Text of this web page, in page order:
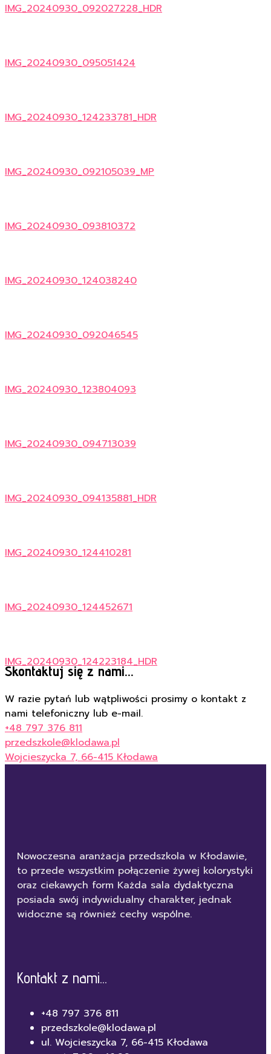
IMG_20240930_092027228_HDR
IMG_20240930_095051424
IMG_20240930_124233781_HDR
IMG_20240930_092105039_MP
IMG_20240930_093810372
IMG_20240930_124038240
IMG_20240930_092046545
IMG_20240930_123804093
IMG_20240930_094713039
IMG_20240930_094135881_HDR
IMG_20240930_124410281
IMG_20240930_124452671
IMG_20240930_124223184_HDR
Skontaktuj się z nami...
W razie pytań lub wątpliwości prosimy o kontakt z
nami telefoniczny lub e-mail.
+48 797 376 811
przedszkole@klodawa.pl
Wojcieszycka 7, 66-415 Kłodawa
Nowoczesna aranżacja przedszkola w Kłodawie,
to przede wszystkim połączenie żywej kolorystyki
oraz ciekawych form Każda sala dydaktyczna
posiada swój indywidualny charakter, jednak
widoczne są również cechy wspólne.
Kontakt z nami...
+48 797 376 811
przedszkole@klodawa.pl
ul. Wojcieszycka 7, 66-415 Kłodawa